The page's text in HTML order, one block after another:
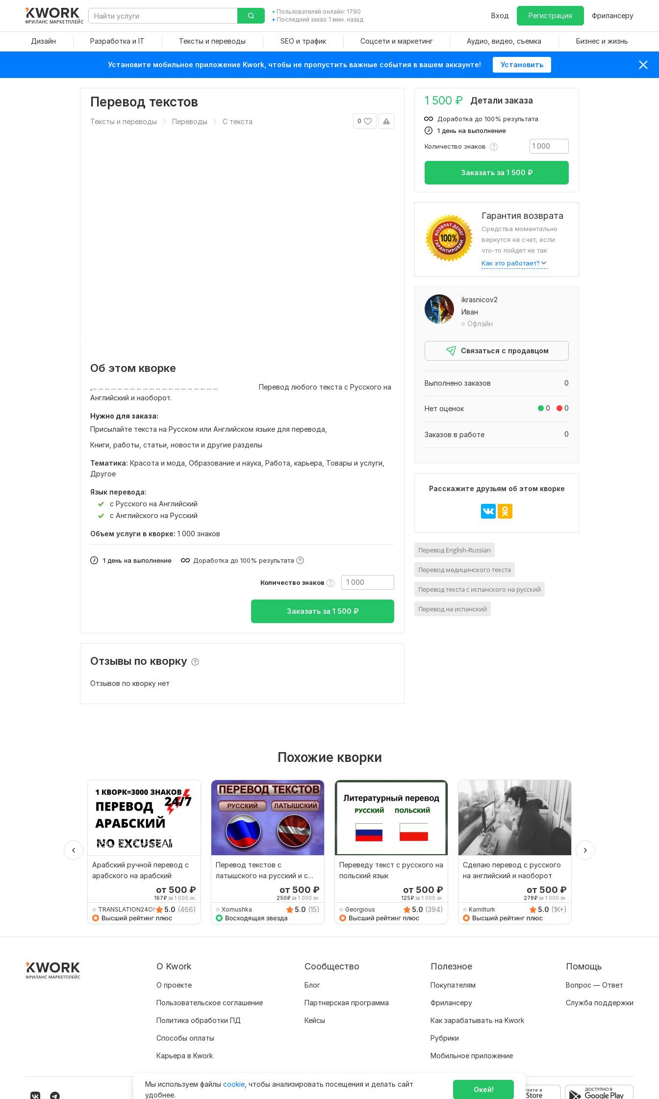
ФРИЛАНС МАРКЕТПЛЕЙС
Пользователей онлайн: 1790
Последний заказ: 1 мин. назад
Вход Регистрация Фрилансеру
Дизайн Разработка и IT Тексты и переводы SEO и трафик Соцсети и маркетинг Аудио, видео, съемка Бизнес и жизнь
Установите мобильное приложение Kwork, чтобы не пропустить важные события в вашем аккаунте! Установить
Перевод текстов
0
Тексты и переводы Переводы С текста
Об этом кворке
,... ... ... ... ... ... ... ... ... ... ... ... ... ... ... ... ... ... ... ... Перевод любого текста с Русского на
Английский и наоборот.
Нужно для заказа:
Присылайте текста на Русском или Английском языке для перевода,
Книги, работы, статьи, новости и другие разделы
Тематика: Красота и мода, Образование и наука, Работа, карьера, Товары и услуги,
Другое
Язык перевода:
с Русского на Английский
с Английского на Русский
Объем услуги в кворке: 1 000 знаков
1 день на выполнение Доработка до 100% результата
Количество знаков
Заказать за 1 500 ₽
Отзывы по кворку
Отзывов по кворку нет
1 500 ₽ Детали заказа
1 день на выполнение
Доработка до 100% результата
Количество знаков
Заказать за 1 500 ₽
Гарантия возврата
Средства моментально
вернутся на счет, если
что-то пойдет не так
Как это работает?
ikrasnicov2
Иван
Офлайн
Связаться с продавцом
0
Выполнено заказов
0 0
Нет оценок
0
Заказов в работе
Расскажите друзьям об этом кворке
Перевод English-Russian
Перевод медицинского текста
Перевод текста с испанского на русский
Перевод на испанский
Похожие кворки
Арабский ручной перевод с
арабского на арабский
от 500 ₽
167₽ за 1 000 зн.
TRANSLATION24ON7 5.0 (466)
Перевод текстов с
латышского на русский и с
русского на латышскийот 500 ₽
250₽ за 1 000 зн.
Xomushka 5.0 (15)
Переведу текст с русского на
польский язык
от 500 ₽
125₽ за 1 000 зн.
Georgious 5.0 (394)
Сделаю перевод с русского
на английский и наоборот
от 500 ₽
278₽ за 1 000 зн.
Kamilturk 5.0 (1K+)
Мы используем файлы cookie , чтобы анализировать посещения и делать сайт
удобнее.
Окей!
О Kwork
О проекте
Пользовательское соглашение
Политика обработки ПД
Способы оплаты
Карьера в Kwork
Сообщество
Блог
Партнерская программа
Кейсы
Полезное
Покупателям
Фрилансеру
Как зарабатывать на Kwork
Рубрики
Мобильное приложение
Помощь
Вопрос — Ответ
Служба поддержки